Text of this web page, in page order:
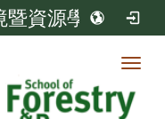
暨資源學系